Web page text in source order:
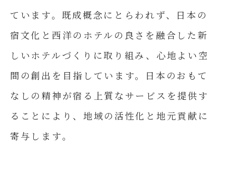
ています。既成概念にとらわれず、日本の
宿文化と西洋のホテルの良さを融合した新
しいホテルづくりに取り組み、心地よい空
間の創出を目指しています。日本のおもて
なしの精神が宿る上質なサービスを提供す
ることにより、地域の活性化と地元貢献に
寄与します。